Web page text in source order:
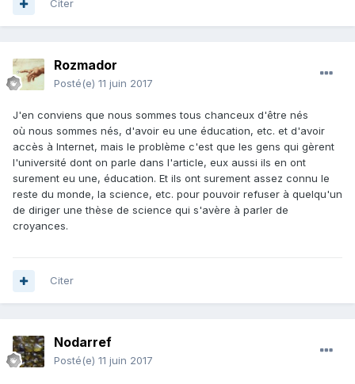
Citer
Rozmador
Posté(e) 11 juin 2017
J'en conviens que nous sommes tous chanceux d'être nés
où nous sommes nés, d'avoir eu une éducation, etc. et d'avoir
accès à Internet, mais le problème c'est que les gens qui gèrent
l'université dont on parle dans l'article, eux aussi ils en ont
surement eu une, éducation. Et ils ont surement assez connu le
reste du monde, la science, etc. pour pouvoir refuser à quelqu'un
de diriger une thèse de science qui s'avère à parler de
croyances.
Citer
Nodarref
Posté(e) 11 juin 2017